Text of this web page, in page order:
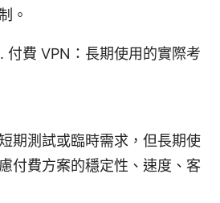
。
付費 VPN：長期使用的實際考
期測試或臨時需求，但長期使
付費方案的穩定性、速度、客